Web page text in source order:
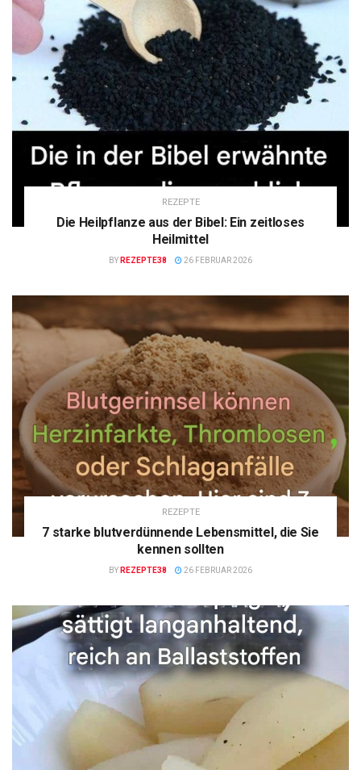
REZEPTE
Die Heilpflanze aus der Bibel: Ein zeitloses
Heilmittel
BY REZEPTE38 26 FEBRUAR 2026
REZEPTE
7 starke blutverdünnende Lebensmittel, die Sie
kennen sollten
BY REZEPTE38 26 FEBRUAR 2026